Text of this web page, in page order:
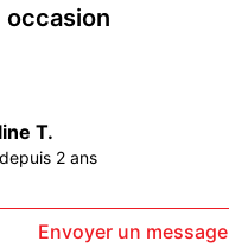
occasion
T.
2 ans
Envoyer un message